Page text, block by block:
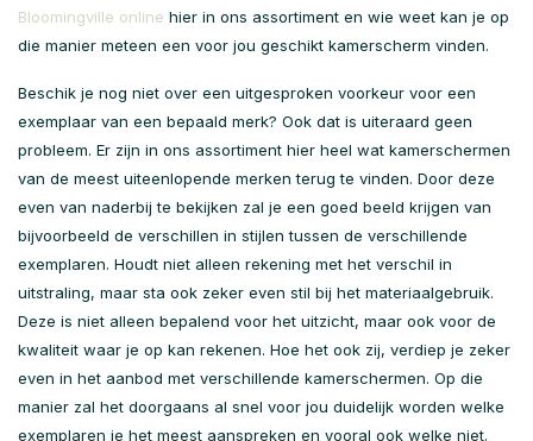
Bloomingville online hier in ons assortiment en wie weet kan je op
die manier meteen een voor jou geschikt kamerscherm vinden.
Beschik je nog niet over een uitgesproken voorkeur voor een
exemplaar van een bepaald merk? Ook dat is uiteraard geen
probleem. Er zijn in ons assortiment hier heel wat kamerschermen
van de meest uiteenlopende merken terug te vinden. Door deze
even van naderbij te bekijken zal je een goed beeld krijgen van
bijvoorbeeld de verschillen in stijlen tussen de verschillende
exemplaren. Houdt niet alleen rekening met het verschil in
uitstraling, maar sta ook zeker even stil bij het materiaalgebruik.
Deze is niet alleen bepalend voor het uitzicht, maar ook voor de
kwaliteit waar je op kan rekenen. Hoe het ook zij, verdiep je zeker
even in het aanbod met verschillende kamerschermen. Op die
manier zal het doorgaans al snel voor jou duidelijk worden welke
exemplaren je het meest aanspreken en vooral ook welke niet.